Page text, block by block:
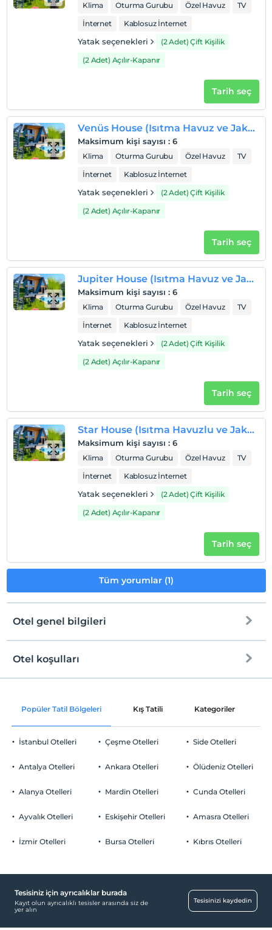
Check/out
En geç saat 11:00 ve öncesi
2 yaşına kadar olan bebekler ücretsizdir.
Her bir oda için 11 yaşına kadar 1 çocuk ücretsizdir
Klima Oturma Gurubu Özel Havuz
TV
İnternet
Kablosuz İnternet
Yatak seçenekleri
(2 Adet) Çift Kişilik
(2 Adet) Açılır-Kapanır
Tarih seç
Venüs House (Isıtma Havuz ve Jakuzili)
Maksimum kişi sayısı : 6
Klima Oturma Gurubu Özel Havuz
TV
İnternet
Kablosuz İnternet
Yatak seçenekleri
(2 Adet) Çift Kişilik
(2 Adet) Açılır-Kapanır
Tarih seç
Jupiter House (Isıtma Havuz ve Jakuzili)
Maksimum kişi sayısı : 6
Klima Oturma Gurubu Özel Havuz
TV
İnternet
Kablosuz İnternet
Yatak seçenekleri
(2 Adet) Çift Kişilik
(2 Adet) Açılır-Kapanır
Tarih seç
Star House (Isıtma Havuzlu ve Jakuzili)
Maksimum kişi sayısı : 6
Klima Oturma Gurubu Özel Havuz
TV
İnternet
Kablosuz İnternet
Yatak seçenekleri
(2 Adet) Çift Kişilik
(2 Adet) Açılır-Kapanır
Tarih seç
Tüm yorumlar (1)
Otel genel bilgileri
Ortak alanlar ve tüm odalar
Otopark
Ücretsiz Özel Otopark
Havuz
Otel koşulları
Check/in
Check/out
En geç saat 11:00 ve öncesi
Evcil Hayvan
2 yaşına kadar olan bebekler ücretsizdir.
Popüler Tatil Bölgeleri Kış Tatili Kategoriler
İstanbul Otelleri
Antalya Otelleri
Alanya Otelleri
Ayvalık Otelleri
İzmir Otelleri
Çeşme Otelleri
Ankara Otelleri
Mardin Otelleri
Eskişehir Otelleri
Bursa Otelleri
Side Otelleri
Ölüdeniz Otelleri
Cunda Otelleri
Amasra Otelleri
Kıbrıs Otelleri
Tesisiniz için ayrıcalıklar burada
Kayıt olun ayrıcalıklı tesisler arasında siz de
yer alın
Tesisinizi kaydedin